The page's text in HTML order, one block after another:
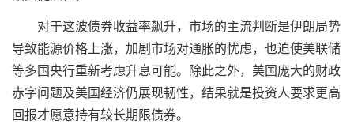
对于这波债券收益率飙升，市场的主流判断是伊朗局势
导致能源价格上涨，加剧市场对通胀的忧虑，也迫使美联储
等多国央行重新考虑升息可能。除此之外，美国庞大的财政
赤字问题及美国经济仍展现韧性，结果就是投资人要求更高
回报才愿意持有较长期限债券。